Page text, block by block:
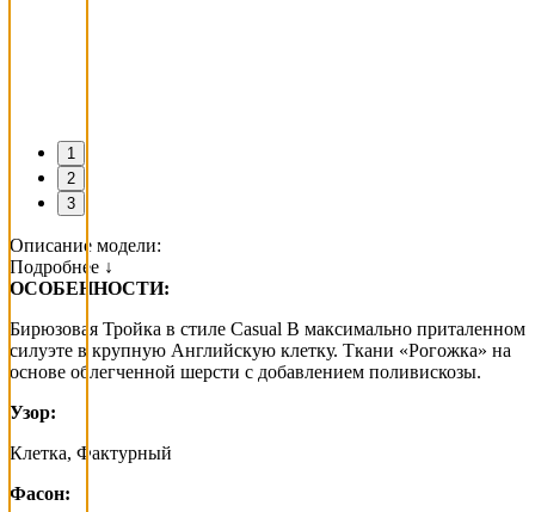
1
2
3
Описание модели:
Подробнее ↓
ОСОБЕННОСТИ:
Бирюзовая Тройка в стиле Casual В максимально приталенном
силуэте в крупную Английскую клетку. Ткани «Рогожка» на
основе облегченной шерсти с добавлением поливискозы.
Узор:
Клетка, Фактурный
Фасон: